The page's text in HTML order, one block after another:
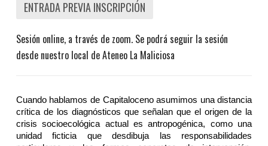
ENTRADA PREVIA INSCRIPCIÓN
Sesión online, a través de zoom. Se podrá seguir la sesión
desde nuestro local de Ateneo La Maliciosa
Cuando hablamos de Capitaloceno asumimos una distancia
crítica de los diagnósticos que señalan que el origen de la
crisis socioecológica actual es antropogénica, como una
unidad ficticia que desdibuja las responsabilidades